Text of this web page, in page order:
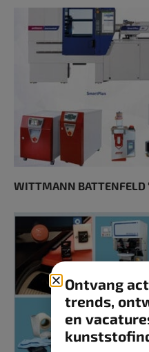
WITTMANN
Ontvang
trends,
en